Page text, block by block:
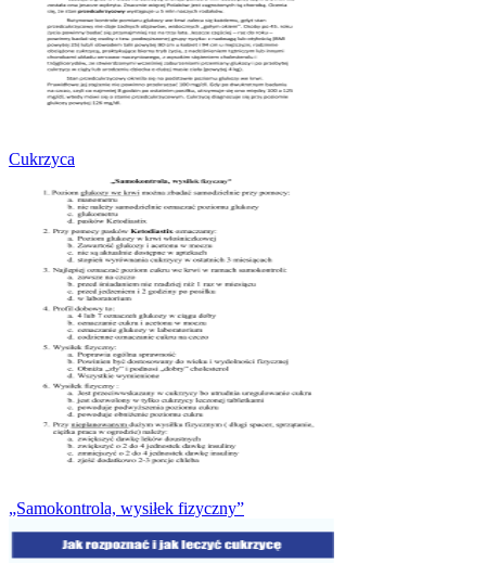
Cukrzyca
„Samokontrola, wysiłek fizyczny”